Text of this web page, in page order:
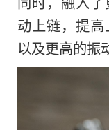
动上链，提
以及更高的振